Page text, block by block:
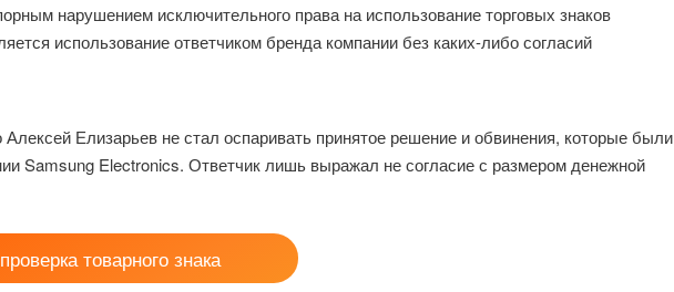
нарушением исключительного права на использование торговых знаков
использование ответчиком бренда компании без каких-либо согласий
Елизарьев не стал оспаривать принятое решение и обвинения, которые были
Samsung Electronics. Ответчик лишь выражал не согласие с размером денежной
товарного знака